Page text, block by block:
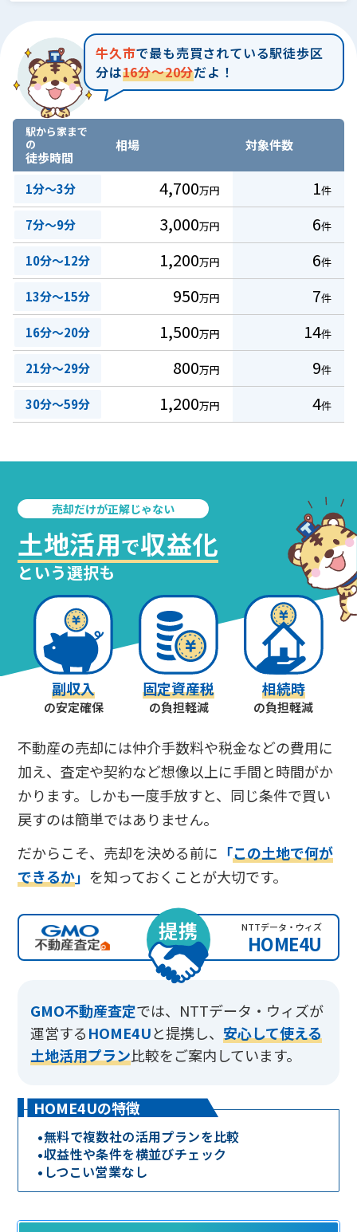
牛久市で最も売買されている駅徒歩区
分は16分～20分だよ！
駅から家まで
の
徒歩時間
相場 対象件数
1分～3分 4,700万円 1件
7分～9分 3,000万円 6件
10分～12分 1,200万円 6件
13分～15分 950万円 7件
16分～20分 1,500万円 14件
21分～29分 800万円 9件
30分～59分 1,200万円 4件
売却だけが正解じゃない
土地活用で収益化
という選択も
副収入
の安定確保
固定資産税
の負担軽減
相続時
の負担軽減
不動産の売却には仲介手数料や税金などの費用に
加え、査定や契約など想像以上に手間と時間がか
かります。しかも一度手放すと、同じ条件で買い
戻すのは簡単ではありません。
だからこそ、売却を決める前に 「この土地で何が
できるか」 を知っておくことが大切です。
NTTデータ・ウィズ
HOME4U
提携
GMO不動産査定では、 NTTデータ・ウィズが
運営するHOME4Uと提携し、安心して使える
土地活用プラン比較をご案内しています。
HOME4Uの特徴
•無料で複数社の活用プランを比較
•収益性や条件を横並びチェック
• しつこい営業なし